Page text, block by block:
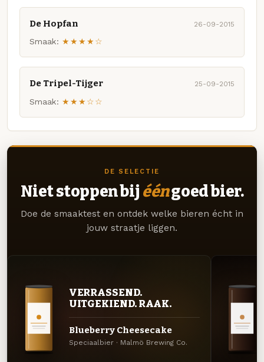
De Hopfan 26-09-2015
Smaak: ★★★★☆
De Tripel-Tijger 25-09-2015
Smaak: ★★★☆☆
DE SELECTIE
Niet stoppen bij ééngoed bier.
Doe de smaaktest en ontdek welke bieren écht in
jouw straatje liggen.
VERRASSEND.
UITGEKIEND. RAAK.
Blueberry Cheesecake
Speciaalbier · Malmö Brewing Co.